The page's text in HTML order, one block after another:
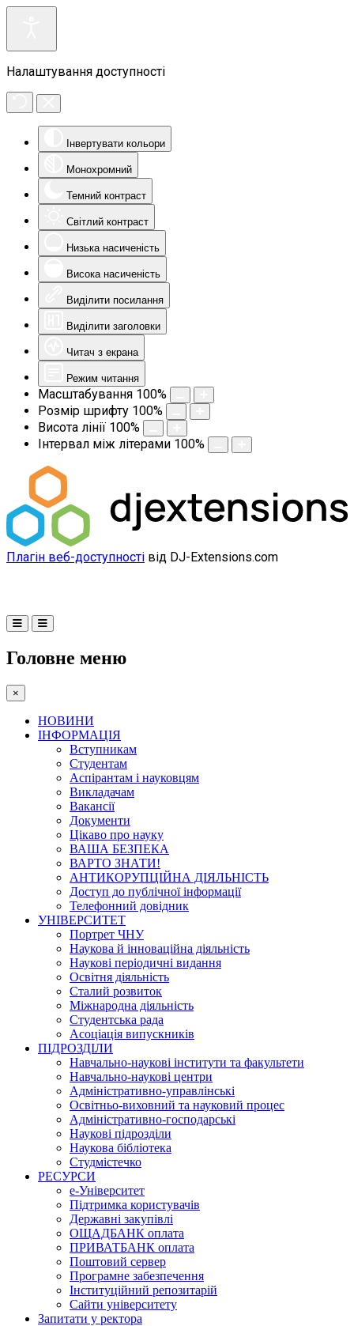
Налаштування доступності
Інвертувати кольори
Монохромний
Темний контраст
Світлий контраст
Низька насиченість
Висока насиченість
Виділити посилання
Виділити заголовки
Читач з екрана
Режим читання
Масштабування 100%
Розмір шрифту 100%
Висота лінії 100%
Інтервал між літерами 100%
Плагін веб-доступності від DJ-Extensions.com
Головне меню
×
НОВИНИ
ІНФОРМАЦІЯ
Вступникам
Студентам
Аспірантам і науковцям
Викладачам
Вакансії
Документи
Цікаво про науку
ВАША БЕЗПЕКА
ВАРТО ЗНАТИ!
АНТИКОРУПЦІЙНА ДІЯЛЬНІСТЬ
Доступ до публічної інформації
Телефонний довідник
УНІВЕРСИТЕТ
Портрет ЧНУ
Наукова й інноваційна діяльність
Наукові періодичні видання
Освітня діяльність
Сталий розвиток
Міжнародна діяльність
Студентська рада
Асоціація випускників
ПІДРОЗДІЛИ
Навчально-наукові інститути та факультети
Навчально-наукові центри
Адміністративно-управлінські
Освітньо-виховний та науковий процес
Адміністративно-господарські
Наукові підрозділи
Наукова бібліотека
Студмістечко
РЕСУРСИ
е-Університет
Підтримка користувачів
Державні закупівлі
ОЩАДБАНК оплата
ПРИВАТБАНК оплата
Поштовий сервер
Програмне забезпечення
Інституційний репозитарій
Сайти університету
Запитати у ректора